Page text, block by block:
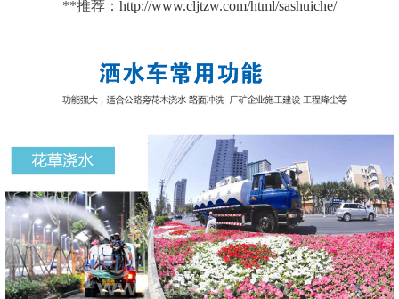
**推荐： http://www.cljtzw.com/html/sashuiche/